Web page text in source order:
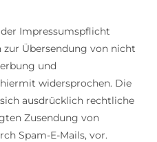
Impressumspflicht
Übersendung von nicht
und
widersprochen. Die
ausdrücklich rechtliche
Zusendung von
Spam-E-Mails, vor.